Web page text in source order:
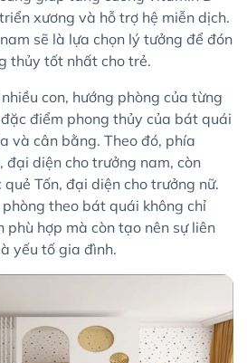
xương và hỗ trợ hệ miễn dịch.
sẽ là lựa chọn lý tưởng để đón
thủy tốt nhất cho trẻ.
con, hướng phòng của từng
điểm phong thủy của bát quái
và cân bằng. Theo đó, phía
đại diện cho trưởng nam, còn
Tốn, đại diện cho trưởng nữ.
theo bát quái không chỉ
phù hợp mà còn tạo nên sự liên
yếu tố gia đình.